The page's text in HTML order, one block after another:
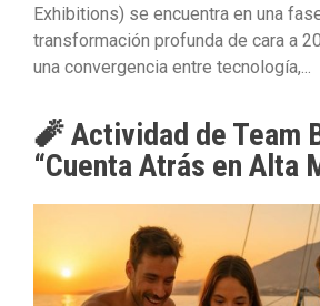
Exhibitions) se encuentra en una
transformación profunda de cara a
una convergencia entre tecnología,...
🧨 Actividad de Team
“Cuenta Atrás en Alta